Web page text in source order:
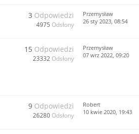
3 Odpowiedzi
4975 Odsłony
Przemysław
26 sty 2023, 08:54
15 Odpowiedzi
23332 Odsłony
Przemysław
07 wrz 2022, 09:20
9 Odpowiedzi
26280 Odsłony
Robert
10 kwie 2020, 19:43